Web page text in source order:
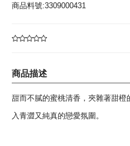
商品料號:3309000431
商品描述
甜而不膩的蜜桃清香，夾雜著甜
入青澀又純真的戀愛氛圍。